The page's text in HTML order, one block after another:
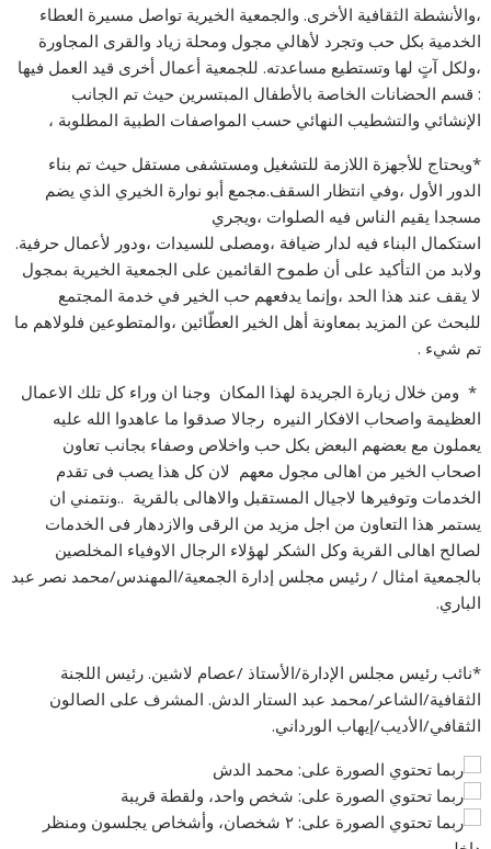
،والأنشطة الثقافية الأخرى. والجمعية الخيرية تواصل مسيرة العطاء
الخدمية بكل حب وتجرد لأهالي مجول ومحلة زياد والقرى المجاورة
،ولكل آتٍ لها وتستطيع مساعدته. للجمعية أعمال أخرى قيد العمل فيها
: قسم الحضانات الخاصة بالأطفال المبتسرين حيث تم الجانب
الإنشائي والتشطيب النهائي حسب المواصفات الطبية المطلوبة ،
*ويحتاج للأجهزة اللازمة للتشغيل ومستشفى مستقل حيث تم بناء
الدور الأول ،وفي انتظار السقف.مجمع أبو نوارة الخيري الذي يضم
مسجدا يقيم الناس فيه الصلوات ،ويجري
استكمال البناء فيه لدار ضيافة ،ومصلى للسيدات ،ودور لأعمال حرفية.
ولابد من التأكيد على أن طموح القائمين على الجمعية الخيرية بمجول
لا يقف عند هذا الحد ،وإنما يدفعهم حب الخير في خدمة المجتمع
للبحث عن المزيد بمعاونة أهل الخير العطّائين ،والمتطوعين فلولاهم ما
تم شيء .
* ومن خلال زيارة الجريدة لهذا المكان وجنا ان وراء كل تلك الاعمال
العظيمة واصحاب الافكار النيره رجالا صدقوا ما عاهدوا الله عليه
يعملون مع بعضهم البعض بكل حب واخلاص وصفاء بجانب تعاون
اصحاب الخير من اهالى مجول معهم لان كل هذا يصب فى تقدم
الخدمات وتوفيرها لاجيال المستقبل والاهالى بالقرية ..ونتمني ان
يستمر هذا التعاون من اجل مزيد من الرقى والازدهار فى الخدمات
لصالح اهالى القرية وكل الشكر لهؤلاء الرجال الاوفياء المخلصين
بالجمعية امثال / رئيس مجلس إدارة الجمعية/المهندس/محمد نصر عبد
الباري.
*نائب رئيس مجلس الإدارة/الأستاذ /عصام لاشين. رئيس اللجنة
الثقافية/الشاعر/محمد عبد الستار الدش. المشرف على الصالون
الثقافي/الأديب/إيهاب الورداني.